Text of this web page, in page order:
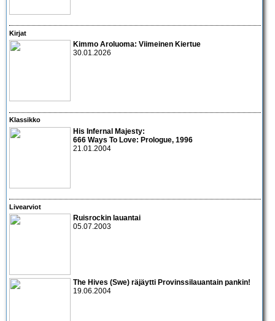
Kirjat
Kimmo Aroluoma: Viimeinen Kiertue
30.01.2026
Klassikko
His Infernal Majesty:
666 Ways To Love: Prologue, 1996
21.01.2004
Livearviot
Ruisrockin lauantai
05.07.2003
The Hives (Swe) räjäytti Provinssilauantain pankin!
19.06.2004